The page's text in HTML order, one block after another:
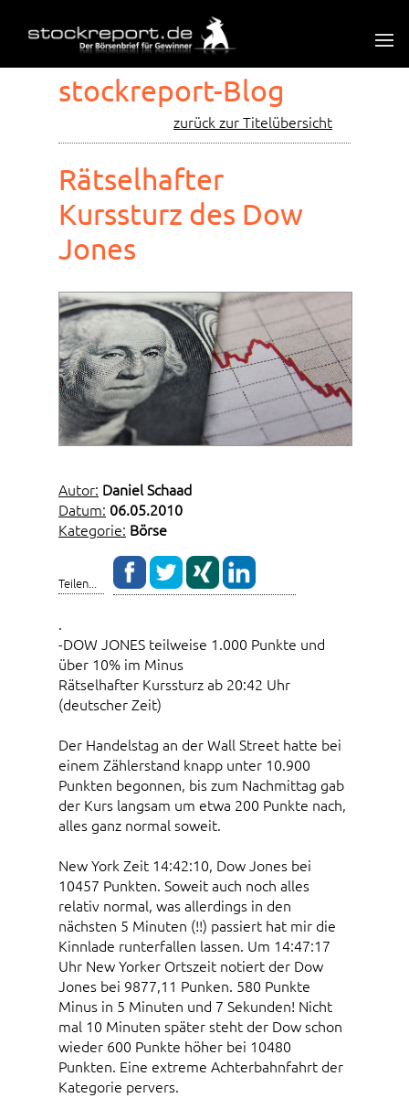
stockreport-Blog
zurück zur Titelübersicht
Rätselhafter
Kurssturz des Dow
Jones
Autor: Daniel Schaad
Datum: 06.05.2010
Kategorie: Börse
Teilen...
.
-DOW JONES teilweise 1.000 Punkte und
über 10% im Minus
Rätselhafter Kurssturz ab 20:42 Uhr
(deutscher Zeit)
Der Handelstag an der Wall Street hatte bei
einem Zählerstand knapp unter 10.900
Punkten begonnen, bis zum Nachmittag gab
der Kurs langsam um etwa 200 Punkte nach,
alles ganz normal soweit.
New York Zeit 14:42:10, Dow Jones bei
10457 Punkten. Soweit auch noch alles
relativ normal, was allerdings in den
nächsten 5 Minuten (!!) passiert hat mir die
Kinnlade runterfallen lassen. Um 14:47:17
Uhr New Yorker Ortszeit notiert der Dow
Jones bei 9877,11 Punken. 580 Punkte
Minus in 5 Minuten und 7 Sekunden! Nicht
mal 10 Minuten später steht der Dow schon
wieder 600 Punkte höher bei 10480
Punkten. Eine extreme Achterbahnfahrt der
Kategorie pervers.